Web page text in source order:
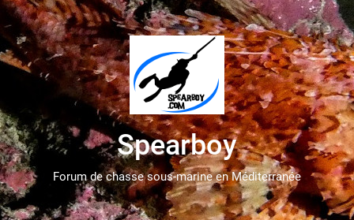
Spearboy
Forum de chasse sous-marine en Méditerranée